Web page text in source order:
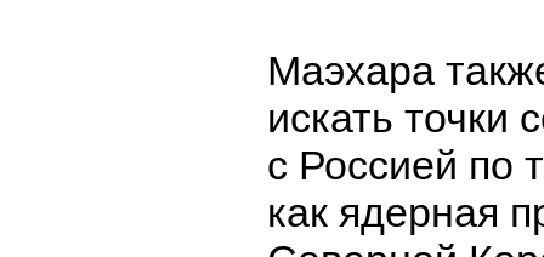
Маэхара
искать точки
с Россией по
как ядерная